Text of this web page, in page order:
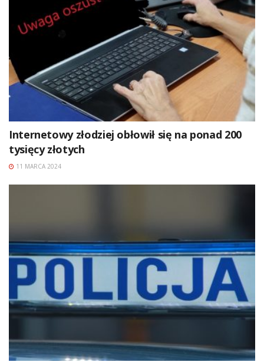
Internetowy złodziej obłowił się na ponad 200
tysięcy złotych
11 MARCA 2024